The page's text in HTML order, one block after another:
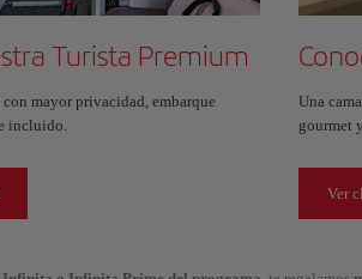
Turista Premium
mayor privacidad, embarque
incluido.
Una
gourmet
Ver